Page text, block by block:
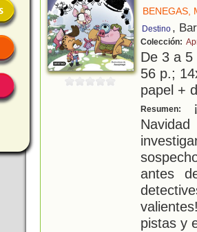
BENEGAS,
Destino ,
Colección:
De 3 a
56 p.;
papel +
Resumen:
antes
pistas y